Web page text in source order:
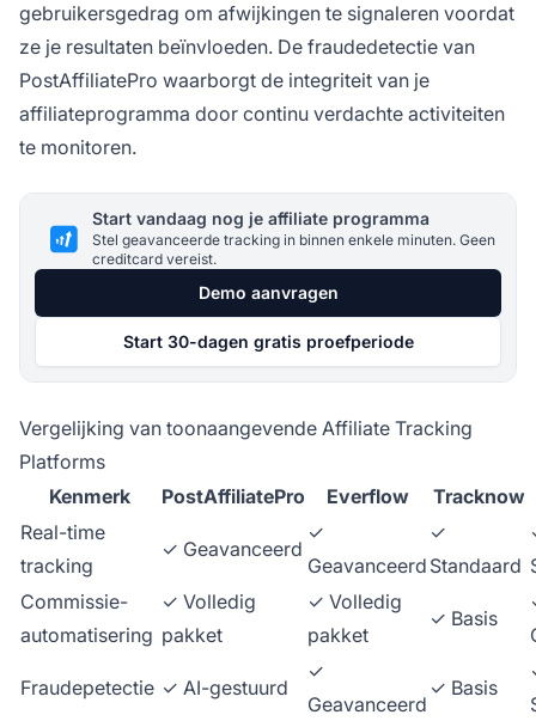
gebruikersgedrag om afwijkingen te signaleren voordat
ze je resultaten beïnvloeden. De fraudedetectie van
PostAffiliatePro waarborgt de integriteit van je
affiliateprogramma door continu verdachte activiteiten
te monitoren.
Start vandaag nog je affiliate programma
Stel geavanceerde tracking in binnen enkele minuten. Geen
creditcard vereist.
Demo aanvragen
Start 30-dagen gratis proefperiode
Vergelijking van toonaangevende Affiliate Tracking
Platforms
Kenmerk
PostAffiliatePro Everflow
Tracknow
Real-time
tracking
✓ Geavanceerd
✓
Geavanceerd
✓
Standaard
Commissie-
automatisering
✓ Volledig
pakket
✓ Volledig
pakket
✓ Basis
Fraudepetectie ✓ AI-gestuurd
✓
Geavanceerd
✓ Basis